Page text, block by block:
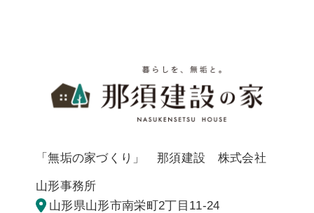
「無垢の家づくり」 那須建設 株式会社
山形事務所
山形県山形市南栄町2丁目11-24